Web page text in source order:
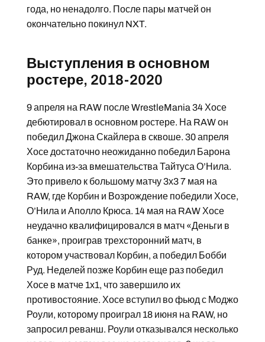
года, но ненадолго. После пары матчей он
окончательно покинул NXT.
Выступления в основном
ростере, 2018-2020
9 апреля на RAW после WrestleMania 34 Хосе
дебютировал в основном ростере. На RAW он
победил Джона Скайлера в сквоше. 30 апреля
Хосе достаточно неожиданно победил Барона
Корбина из-за вмешательства Тайтуса О’Нила.
Это привело к большому матчу 3х3 7 мая на
RAW, где Корбин и Возрождение победили Хосе,
О’Нила и Аполло Крюса. 14 мая на RAW Хосе
неудачно квалифицировался в матч «Деньги в
банке», проиграв трехсторонний матч, в
котором участвовал Корбин, а победил Бобби
Руд. Неделей позже Корбин еще раз победил
Хосе в матче 1х1, что завершило их
противостояние. Хосе вступил во фьюд с Моджо
Роули, которому проиграл 18 июня на RAW, но
запросил реванш. Роули отказывался несколько